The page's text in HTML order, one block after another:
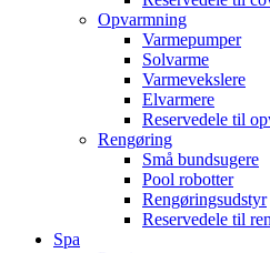
Opvarmning
Varmepumper
Solvarme
Varmevekslere
Elvarmere
Reservedele til
Rengøring
Små bundsugere
Pool robotter
Rengøringsudstyr
Reservedele til
Spa